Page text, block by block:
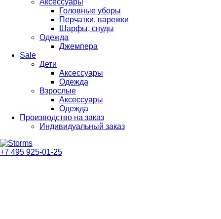
Аксессуары
Головные уборы
Перчатки, варежки
Шарфы, снуды
Одежда
Джемпера
Sale
Дети
Аксессуары
Одежда
Взрослые
Аксессуары
Одежда
Производство на заказ
Индивидуальный заказ
+7 495 925-01-25